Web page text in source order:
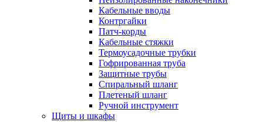
Кабельные вводы
Контргайки
Патч-корды
Кабельные стяжки
Термоусадочные трубки
Гофрированная труба
Защитные трубы
Спиральный шланг
Плетеный шланг
Ручной инструмент
Щиты и шкафы